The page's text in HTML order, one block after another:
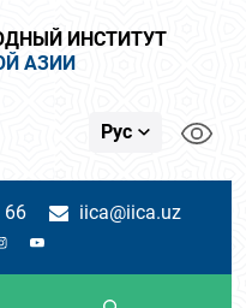
ИНСТИТУТ
АЗИИ
Рус
66 iica@iica.uz